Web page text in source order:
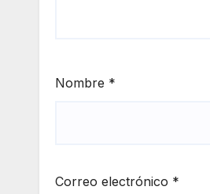
Nombre *
Correo electrónico *